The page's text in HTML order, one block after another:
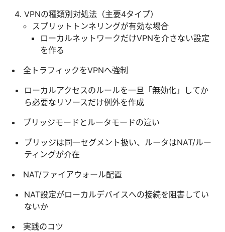
VPNの種類別対処法（主要4タイプ）
スプリットトンネリングが有効な場合
ローカルネットワークだけVPNを介さない設定
を作る
全トラフィックをVPNへ強制
ローカルアクセスのルールを一旦「無効化」してか
ら必要なリソースだけ例外を作成
ブリッジモードとルータモードの違い
ブリッジは同一セグメント扱い、ルータはNAT/ルー
ティングが介在
NAT/ファイアウォール配置
NAT設定がローカルデバイスへの接続を阻害してい
ないか
実践のコツ